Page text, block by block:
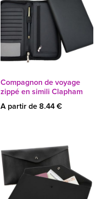
Compagnon de voyage
zippé en simili Clapham
A partir de 8.44 €